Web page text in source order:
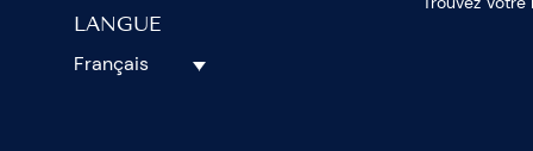
LANGUE
Français